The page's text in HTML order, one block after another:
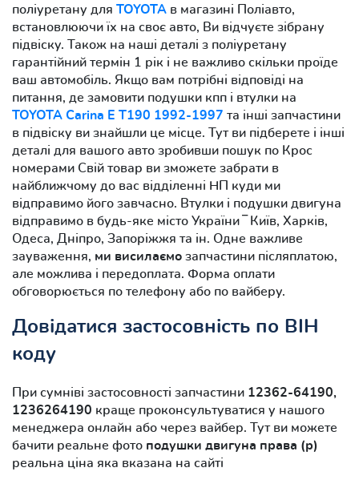
поліуретану для TOYOTA в магазині Поліавто,
встановлюючи їх на своє авто, Ви відчуєте зібрану
підвіску. Також на наші деталі з поліуретану
гарантійний термін 1 рік і не важливо скільки проїде
ваш автомобіль. Якщо вам потрібні відповіді на
питання, де замовити подушки кпп і втулки на
TOYOTA Carina E T190 1992-1997 та інші запчастини
в підвіску ви знайшли це місце. Тут ви підберете і інші
деталі для вашого авто зробивши пошук по Крос
номерами Свій товар ви зможете забрати в
найближчому до вас відділенні НП куди ми
відправимо його завчасно. Втулки і подушки двигуна
відправимо в будь-яке місто України ‾ Київ, Харків,
Одеса, Дніпро, Запоріжжя та ін. Одне важливе
зауваження, ми висилаємо запчастини післяплатою,
але можлива і передоплата. Форма оплати
обговорюється по телефону або по вайберу.
Довідатися застосовність по ВІН
коду
При сумніві застосовності запчастини 12362-64190,
1236264190 краще проконсультуватися у нашого
менеджера онлайн або через вайбер. Тут ви можете
бачити реальне фото подушки двигуна права (р)
реальна ціна яка вказана на сайті